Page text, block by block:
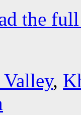
the
,